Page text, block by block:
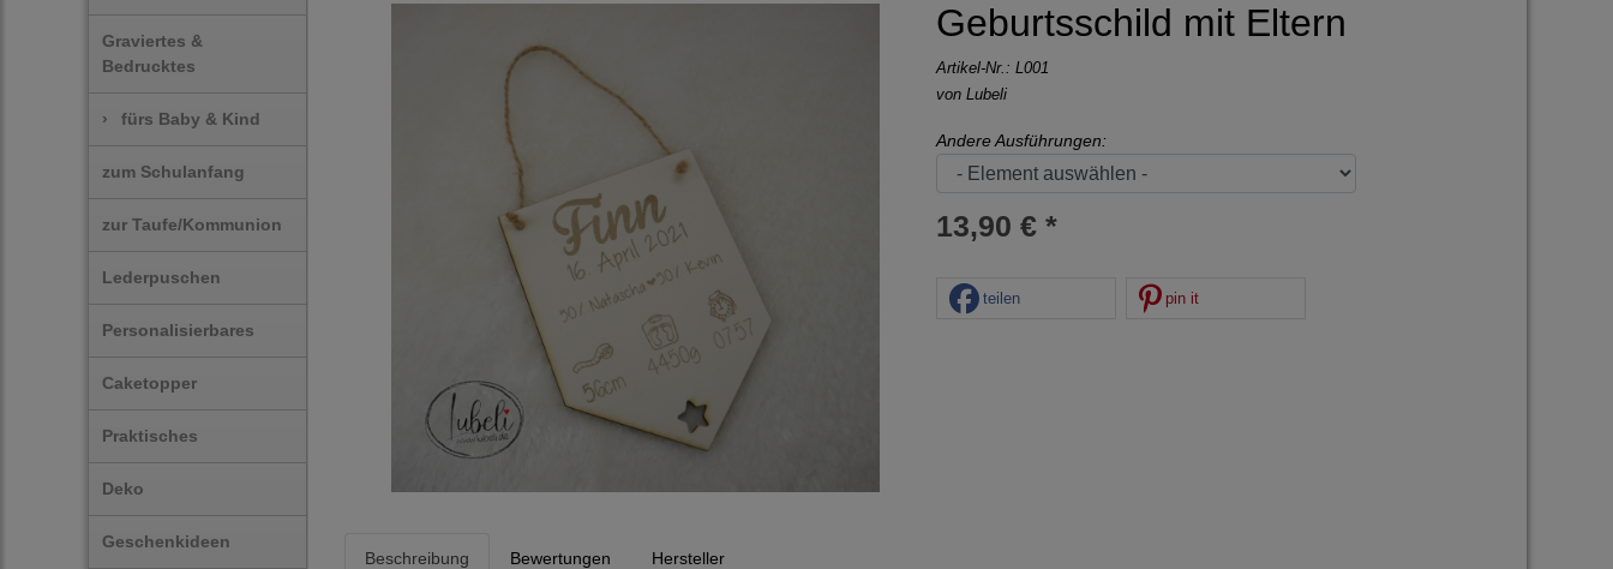
Graviertes &
Bedrucktes
› fürs Baby & Kind
zum Schulanfang
zur Taufe/Kommunion
Lederpuschen
Personalisierbares
Caketopper
Praktisches
Deko
Geschenkideen
Geburtsschild mit Eltern
Artikel-Nr.: L001
von Lubeli
Andere Ausführungen:
13,90 € *
teilen pin it
Beschreibung Bewertungen Hersteller